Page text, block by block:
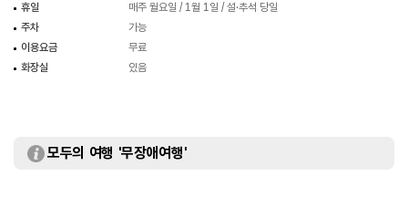
휴일
매주 월요일 / 1월 1일 / 설·추석 당일
주차
가능
이용요금
무료
화장실
있음
모두의 여행 '무장애여행'